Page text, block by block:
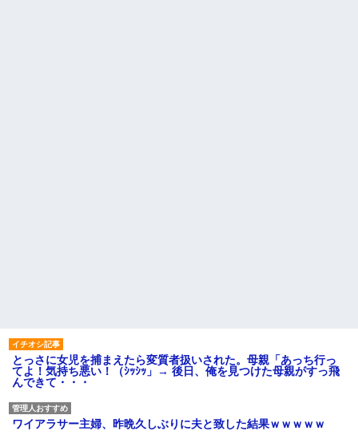
とっさに女児を捕まえたら変質者扱いされた。母親「あっち行っ
てよ！気持ち悪い！（ｼｯｼｯ」→ 後日、俺を見つけた母親がすっ飛
んできて・・・
ワイアラサー主婦、昨晩久しぶりに夫と致した結果ｗｗｗｗｗ